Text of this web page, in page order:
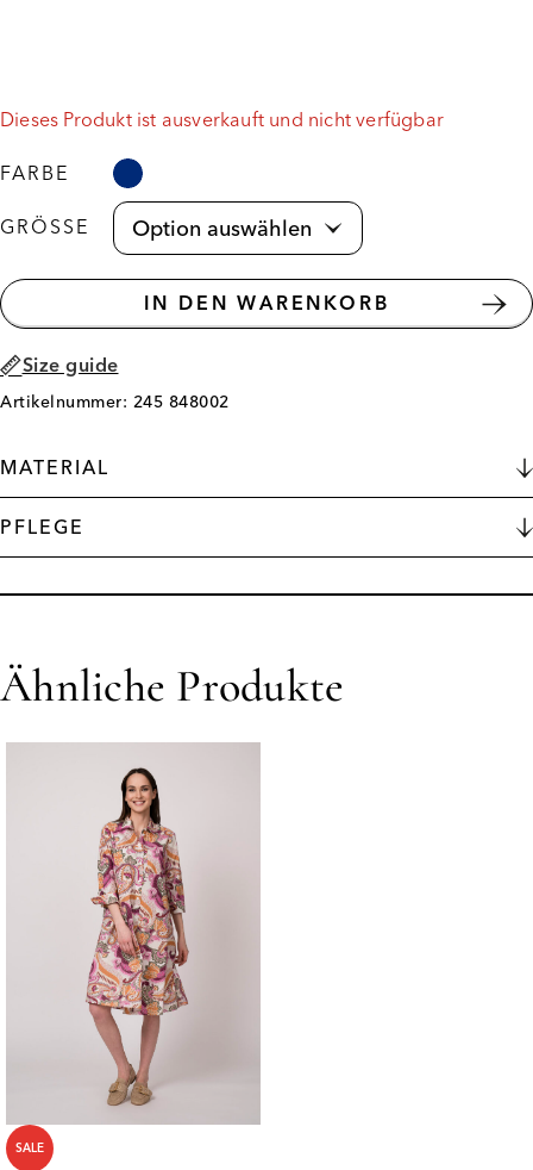
Dieses Produkt ist ausverkauft und nicht verfügbar
FARBE
GRÖSSE
IN DEN WARENKORB
Size guide
Artikelnummer: 245 848002
MATERIAL
PFLEGE
Ähnliche Produkte
SALE